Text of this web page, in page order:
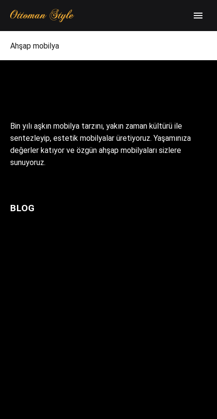
Ahşap mobilya
Bin yılı aşkın mobilya tarzını, yakın zaman kültürü ile
sentezleyip, estetik mobilyalar üretiyoruz. Yaşamınıza
değerler katıyor ve özgün ahşap mobilyaları sizlere
sunuyoruz.
BLOG